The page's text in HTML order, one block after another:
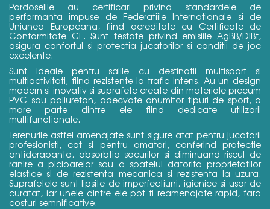
Pardoselile au certificari privind standardele de
performanta impuse de Federatiile Internationale si de
Uniunea Europeana, fiind acreditate cu Certificate de
Conformitate CE. Sunt testate privind emisiile AgBB/DIBt,
asigura confortul si protectia jucatorilor si conditii de joc
excelente.
Sunt ideale pentru salile cu destinatii multisport si
multiactivitati, fiind rezistente la trafic intens. Au un design
modern si inovativ si suprafete create din materiale precum
PVC sau poliuretan, adecvate anumitor tipuri de sport, o
mare parte dintre ele fiind dedicate utilizarii
multifunctionale.
Terenurile astfel amenajate sunt sigure atat pentru jucatorii
profesionisti, cat si pentru amatori, conferind protectie
antiderapanta, absorbtia socurilor si diminuand riscul de
ranire a picioarelor sau a spatelui datorita proprietatilor
elastice si de rezistenta mecanica si rezistenta la uzura.
Suprafetele sunt lipsite de imperfectiuni, igienice si usor de
curatat, iar unele dintre ele pot fi reamenajate rapid, fara
costuri semnificative.